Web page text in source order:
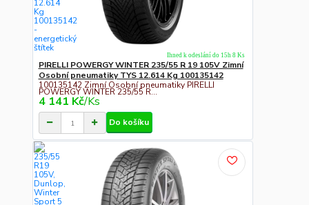
PIRELLI POWERGY WINTER 235/55 R 19 105V Zimní
Osobní pneumatiky TYS 12.614 Kg 100135142
100135142 Zimní Osobní pneumatiky PIRELLI
POWERGY WINTER 235/55 R...
4 141 Kč/Ks
Ihned k odeslání do 15h 8 Ks
Do košíku